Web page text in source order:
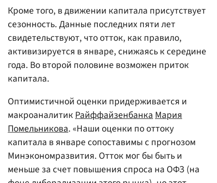
Кроме того, в движении капитала присутствует
сезонность. Данные последних пяти лет
свидетельствуют, что отток, как правило,
активизируется в январе, снижаясь к середине
года. Во второй половине возможен приток
капитала.
Оптимистичной оценки придерживается и
макроаналитикРайффайзенбанкаМария
Помельникова. «Наши оценки по оттоку
капитала в январе сопоставимы с прогнозом
Минэкономразвития. Отток мог бы быть и
меньше за счет повышения спроса на ОФЗ (на